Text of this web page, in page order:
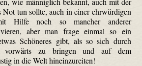
Not tun sollte, auch in einer ehrwürdigen
Hilfe noch so mancher anderer
aber man frage einmal so ein
Schöneres gibt, als so sich durch
vorwärts zu bringen und auf dem
in die Welt hineinzureiten!